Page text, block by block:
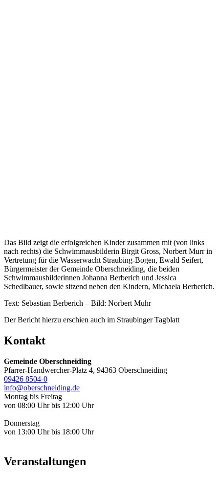
Das Bild zeigt die erfolgreichen Kinder zusammen mit (von links
nach rechts) die Schwimmausbilderin Birgit Gross, Norbert Murr in
Vertretung für die Wasserwacht Straubing-Bogen, Ewald Seifert,
Bürgermeister der Gemeinde Oberschneiding, die beiden
Schwimmausbilderinnen Johanna Berberich und Jessica
Schedlbauer, sowie sitzend neben den Kindern, Michaela Berberich.
Text: Sebastian Berberich – Bild: Norbert Muhr
Der Bericht hierzu erschien auch im Straubinger Tagblatt
Kontakt
Gemeinde Oberschneiding
Pfarrer-Handwercher-Platz 4, 94363 Oberschneiding
09426 8504-0
info@oberschneiding.de
Montag bis Freitag
von 08:00 Uhr bis 12:00 Uhr
Donnerstag
von 13:00 Uhr bis 18:00 Uhr
Veranstaltungen